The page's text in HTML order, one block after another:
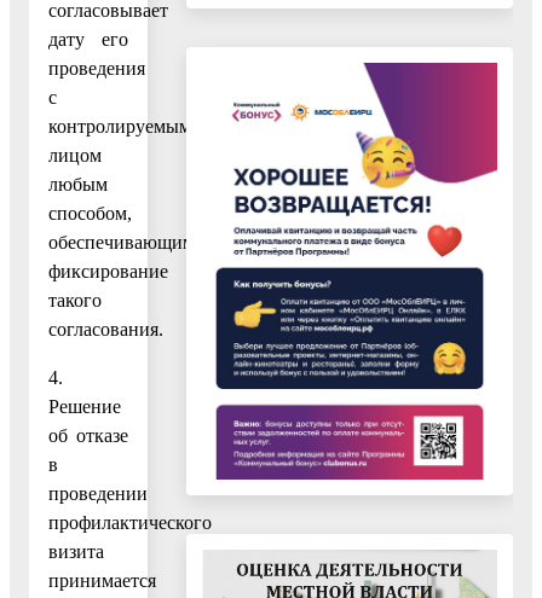
согласовывает
дату его
проведения
с
контролируемым
лицом
любым
способом,
обеспечивающим
фиксирование
такого
согласования.
4.
Решение
об отказе
в
проведении
профилактического
визита
принимается